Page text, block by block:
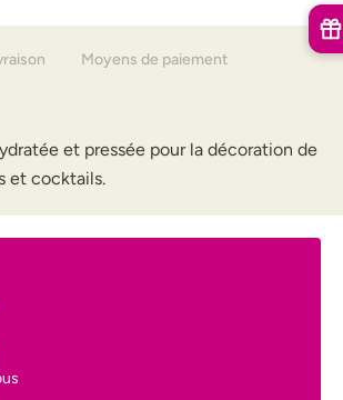
Moyens de paiement
et pressée pour la décoration de
et cocktails.